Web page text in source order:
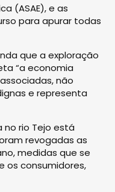
(ASAE), e as
para apurar todas
que a exploração
“a economia
não
e representa
rio Tejo está
revogadas as
medidas que se
os consumidores,